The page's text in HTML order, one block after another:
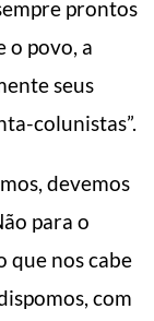
prontos
o povo, a
seus
colunistas”.
devemos
para o
que nos cabe
com